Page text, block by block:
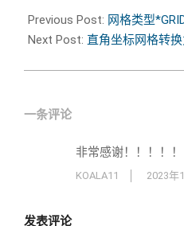
Previous Post: 网格类型
Next Post: 直角坐标网格转
一条评论
非常感谢！！！！！
KOALA11 2023年
发表评论